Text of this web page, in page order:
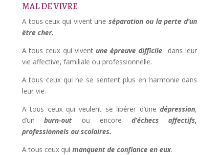
MAL DE VIVRE
A tous ceux qui vivent uneséparation ou la perte d’un
être cher.
A tous ceux qui vivent une épreuve difficile dans leur
vie affective, familiale ou professionnelle.
A tous ceux qui ne se sentent plus en harmonie dans
leur vie.
A tous ceux qui veulent se libérer d’unedépression,
d’unburn-out ou encore d’échecs affectifs,
professionnels ou scolaires.
A tous ceux qui manquent de confiance en eux.